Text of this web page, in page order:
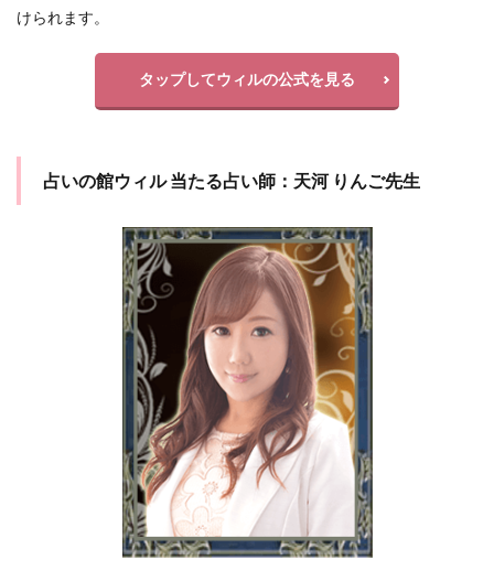
けられます。
タップしてウィルの公式を見る
占いの館ウィル 当たる占い師：天河 りんご先生